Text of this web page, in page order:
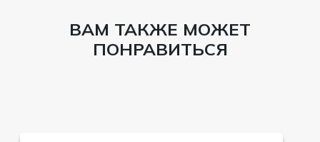
ВАМ ТАКЖЕ МОЖЕТ
ПОНРАВИТЬСЯ